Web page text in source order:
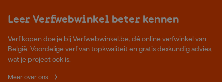
Leer Verfwebwinkel beter kennen
Verf kopen doe je bij Verfwebwinkel.be, dé online verfwinkel van
België. Voordelige verf van topkwaliteit en gratis deskundig advies,
wat je project ook is.
Meer over ons